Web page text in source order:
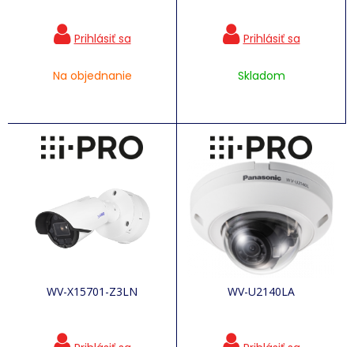
Na objednanie Skladom
WV-X15701-Z3LN WV-U2140LA